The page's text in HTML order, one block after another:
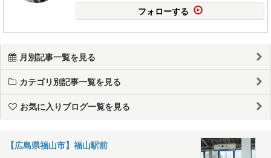
フォローする
月別記事一覧を見る
カテゴリ別記事一覧を見る
お気に入りブログ一覧を見る
【広島県福山市】福山駅前